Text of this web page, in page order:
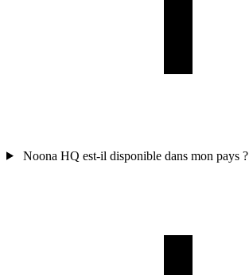
Noona HQ est-il disponible dans mon pays ?